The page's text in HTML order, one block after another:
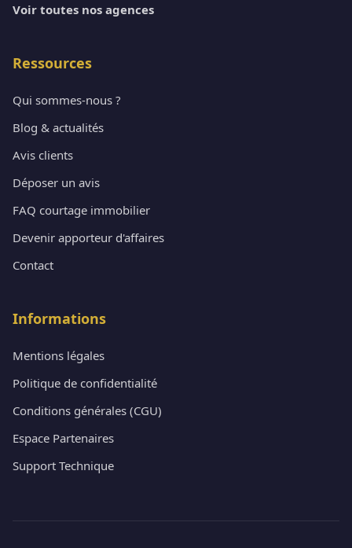
Voir toutes nos agences
Ressources
Qui sommes-nous ?
Blog & actualités
Avis clients
Déposer un avis
FAQ courtage immobilier
Devenir apporteur d'affaires
Contact
Informations
Mentions légales
Politique de confidentialité
Conditions générales (CGU)
Espace Partenaires
Support Technique